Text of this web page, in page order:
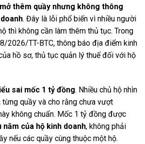
mở thêm quầy nhưng không thông
. Đây là lỗi phổ biến vì nhiều người
thì không cần làm thêm thủ tục. Trong
2026/TT-BTC, thông báo địa điểm kinh
hồ sơ, thủ tục quản lý thuế đối với hộ
sai mốc 1 tỷ đồng. Nhiều chủ hộ nhìn
từng quầy và cho rằng chưa vượt
không chuẩn. Mốc 1 tỷ đồng được
năm của hộ kinh doanh, không phải
nếu các quầy cùng thuộc một hộ.